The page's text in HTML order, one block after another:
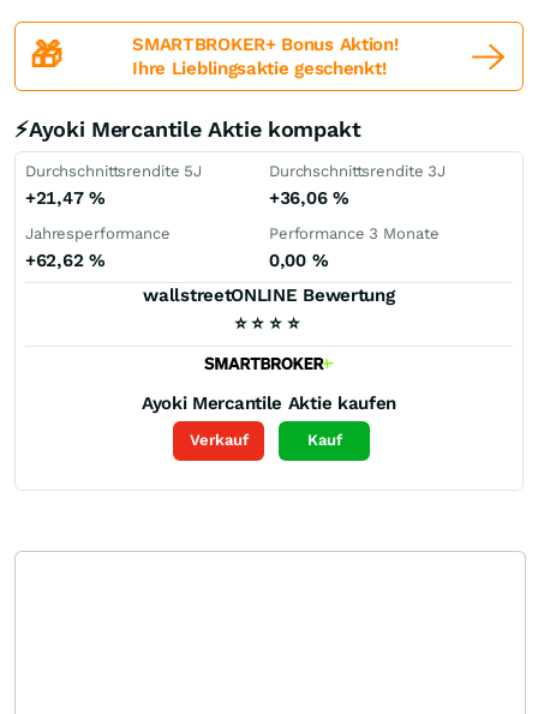
🎁
SMARTBROKER+ Bonus Aktion!
Ihre Lieblingsaktie geschenkt!
⚡Ayoki Mercantile Aktie kompakt
Durchschnittsrendite 5J
+21,47 %
Durchschnittsrendite 3J
+36,06 %
Jahresperformance
+62,62 %
Performance 3 Monate
0,00 %
wallstreetONLINE Bewertung
⭐ ⭐ ⭐ ⭐
Ayoki Mercantile Aktie kaufen
Verkauf Kauf